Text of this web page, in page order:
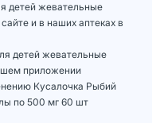
детей жевательные
и в наших аптеках в
детей жевательные
приложении
Кусалочка Рыбий
по 500 мг 60 шт